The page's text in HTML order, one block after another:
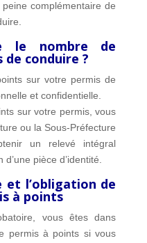
complémentaire de
le nombre de
conduire ?
sur votre permis de
et confidentielle.
sur votre permis, vous
ou la Sous-Préfecture
un relevé intégral
pièce d’identité.
et l’obligation de
à points
vous êtes dans
permis à points si vous